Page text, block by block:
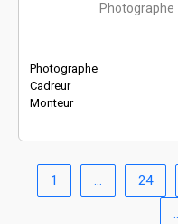
Photographe
Photographe
Cadreur
Monteur
1 … 24